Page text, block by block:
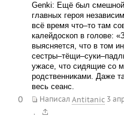
Genki: Ещё был
главных героя
всё время что–то там
калейдоскоп в голове:
выясняется, что в том
ужасе, что сидящие со
родственниками. Даже
весь сеанс.
Написал Antitanic 3
.
0